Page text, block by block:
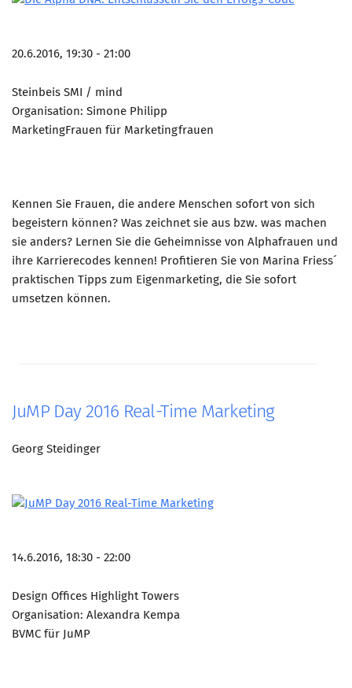
20.6.2016, 19:30 - 21:00
Steinbeis SMI / mind
Organisation: Simone Philipp
MarketingFrauen für Marketingfrauen
Kennen Sie Frauen, die andere Menschen sofort von sich
begeistern können? Was zeichnet sie aus bzw. was machen
sie anders? Lernen Sie die Geheimnisse von Alphafrauen und
ihre Karrierecodes kennen! Profitieren Sie von Marina Friess´
praktischen Tipps zum Eigenmarketing, die Sie sofort
umsetzen können.
JuMP Day 2016 Real-Time Marketing
Georg Steidinger
14.6.2016, 18:30 - 22:00
Design Offices Highlight Towers
Organisation: Alexandra Kempa
BVMC für JuMP